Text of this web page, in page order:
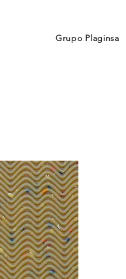
Grupo Plaginsa